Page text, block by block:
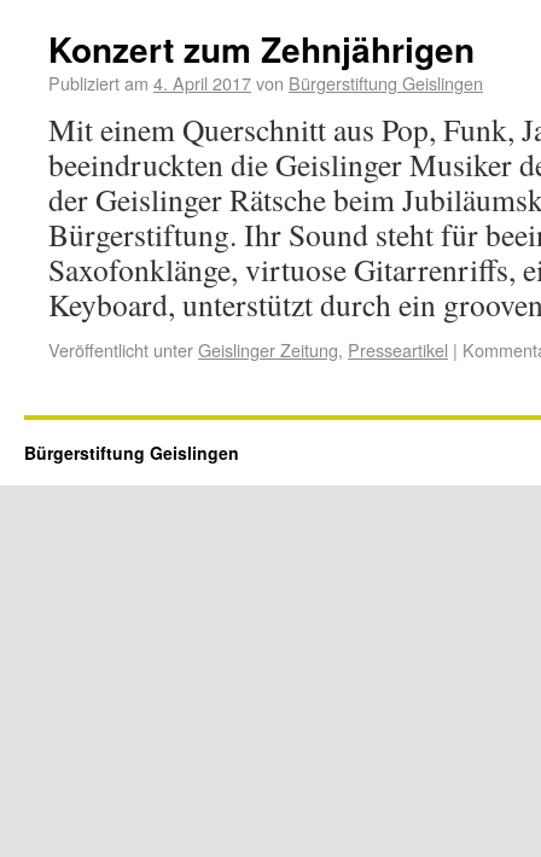
Konzert zum Zehnjährigen
Publiziert am 4. April 2017von Bürgerstiftung Geislingen
Mit einem Querschnitt aus Pop, Funk,
beeindruckten die Geislinger Musiker
der Geislinger Rätsche beim
Bürgerstiftung. Ihr Sound steht für
Saxofonklänge, virtuose Gitarrenriffs,
Keyboard, unterstützt durch ein
Veröffentlicht unterGeislinger Zeitung, Presseartikel |
Bürgerstiftung Geislingen